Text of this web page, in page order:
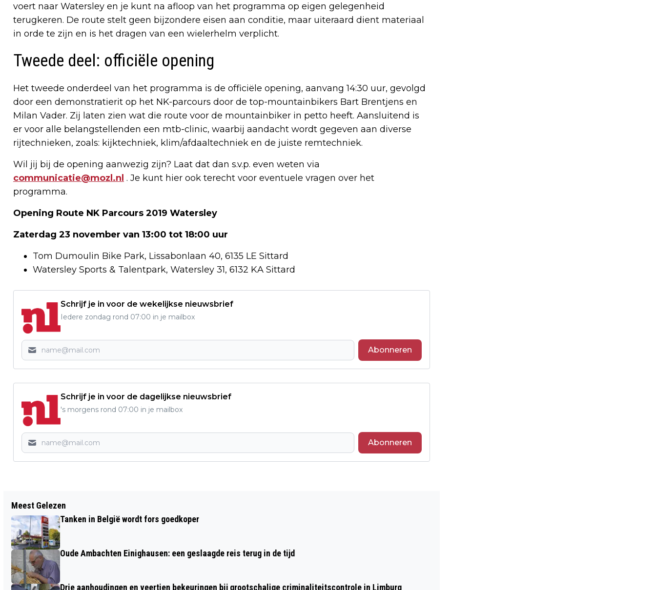
voert naar Watersley en je kunt na afloop van het programma op eigen gelegenheid
terugkeren. De route stelt geen bijzondere eisen aan conditie, maar uiteraard dient materiaal
in orde te zijn en is het dragen van een wielerhelm verplicht.
Tweede deel: officiële opening
Het tweede onderdeel van het programma is de officiële opening, aanvang 14:30 uur, gevolgd
door een demonstratierit op het NK-parcours door de top-mountainbikers Bart Brentjens en
Milan Vader. Zij laten zien wat die route voor de mountainbiker in petto heeft. Aansluitend is
er voor alle belangstellenden een mtb-clinic, waarbij aandacht wordt gegeven aan diverse
rijtechnieken, zoals: kijktechniek, klim/afdaaltechniek en de juiste remtechniek.
Wil jij bij de opening aanwezig zijn? Laat dat dan s.v.p. even weten via
communicatie@mozl.nl . Je kunt hier ook terecht voor eventuele vragen over het
programma.
Opening Route NK Parcours 2019 Watersley
Zaterdag 23 november van 13:00 tot 18:00 uur
Tom Dumoulin Bike Park, Lissabonlaan 40, 6135 LE Sittard
Watersley Sports & Talentpark, Watersley 31, 6132 KA Sittard
Schrijf je in voor de wekelijkse nieuwsbrief
Iedere zondag rond 07:00 in je mailbox
Abonneren
Schrijf je in voor de dagelijkse nieuwsbrief
's morgens rond 07:00 in je mailbox
Abonneren
DADER OVERVAL IN SUSTEREN SNEL
OPGEPAKT NA BURGERNETOPROEP
Meest Gelezen
Tanken in België wordt fors goedkoper
Oude Ambachten Einighausen: een geslaagde reis terug in de tijd
Drie aanhoudingen en veertien bekeuringen bij grootschalige criminaliteitscontrole in Limburg